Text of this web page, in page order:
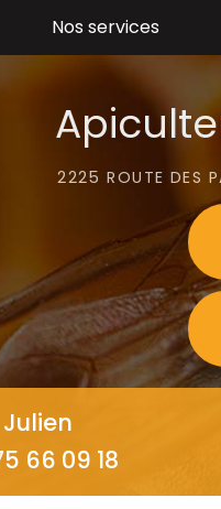
Nos services
2225 ROUTE DES
Julien
66 09 18